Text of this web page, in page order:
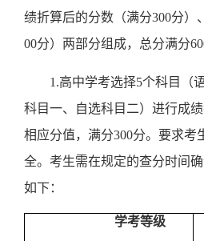
绩折算后的分数（满分300分）
00分）两部分组成，总分满分
1.高中学考选择5个科目（
科目一、自选科目二）进行成
相应分值，满分300分。要求考
全。 考生需在规定的查分时间确
如下：
学考等级